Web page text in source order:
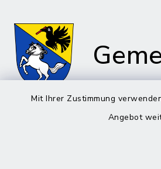
Mit Ihrer Zustimmung
Angebot